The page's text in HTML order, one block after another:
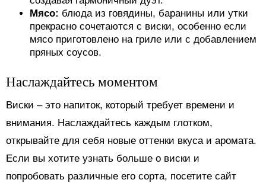
Мясо: блюда из говядины, баранины или утки
прекрасно сочетаются с виски, особенно если
мясо приготовлено на гриле или с добавлением
пряных соусов.
Наслаждайтесь моментом
Виски – это напиток, который требует времени и
внимания. Наслаждайтесь каждым глотком,
открывайте для себя новые оттенки вкуса и аромата.
Если вы хотите узнать больше о виски и
попробовать различные его сорта, посетите сайт